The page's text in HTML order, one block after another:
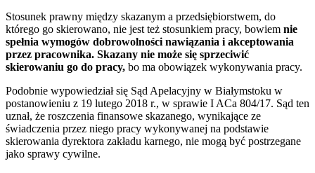
Stosunek prawny między skazanym a przedsiębiorstwem, do
którego go skierowano, nie jest też stosunkiem pracy, bowiem nie
spełnia wymogów dobrowolności nawiązania i akceptowania
przez pracownika. Skazany nie może się sprzeciwić
skierowaniu go do pracy, bo ma obowiązek wykonywania pracy.
Podobnie wypowiedział się Sąd Apelacyjny w Białymstoku w
postanowieniu z 19 lutego 2018 r., w sprawie I ACa 804/17. Sąd ten
uznał, że roszczenia finansowe skazanego, wynikające ze
świadczenia przez niego pracy wykonywanej na podstawie
skierowania dyrektora zakładu karnego, nie mogą być postrzegane
jako sprawy cywilne.